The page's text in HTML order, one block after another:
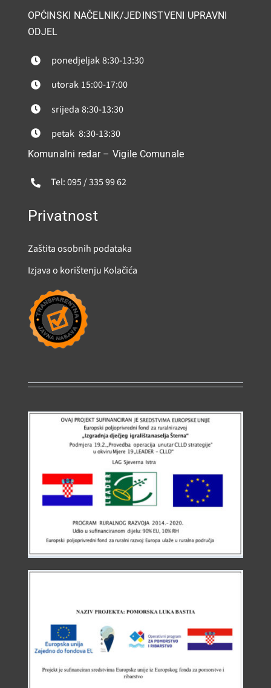
OPĆINSKI NAČELNIK/JEDINSTVENI UPRAVNI
ODJEL
ponedjeljak8:30-13:30
utorak 15:00-17:00
srijeda 8:30-13:30
petak 8:30-13:30
Komunalni redar – Vigile Comunale
Tel: 095 / 335 99 62
Privatnost
Zaštita osobnih podataka
Izjava o korištenju Kolačića